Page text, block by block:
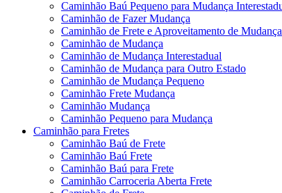
Caminhão Baú Pequeno para Mudança
Caminhão de Fazer Mudança
Caminhão de Frete e Aproveitamento de Mudança
Caminhão de Mudança
Caminhão de Mudança Interestadual
Caminhão de Mudança para Outro Estado
Caminhão de Mudança Pequeno
Caminhão Frete Mudança
Caminhão Mudança
Caminhão Pequeno para Mudança
Caminhão para Fretes
Caminhão Baú de Frete
Caminhão Baú Frete
Caminhão Baú para Frete
Caminhão Carroceria Aberta Frete